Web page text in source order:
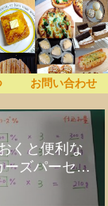
お問い合わせ
くと便利な
ーズパーセン
」の話